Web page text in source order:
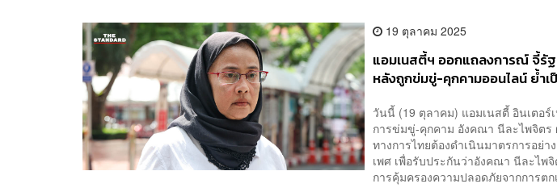
19 ตุลาคม 2025
แอมเนสตี้ฯ ออกแถลงการณ์ จี้รั
หลังถูกข่มขู่-คุกคามออนไลน์ ย้ำเ
วันนี้ (19 ตุลาคม) แอมเนสตี้ อินเตอ
การข่มขู่-คุกคาม อังคณา นีละไพจิต
ทางการไทยต้องดำเนินมาตรการอย่
เพศ เพื่อรับประกันว่าอังคณา นีละไ
การคุ้มครองความปลอดภัยจากการตก